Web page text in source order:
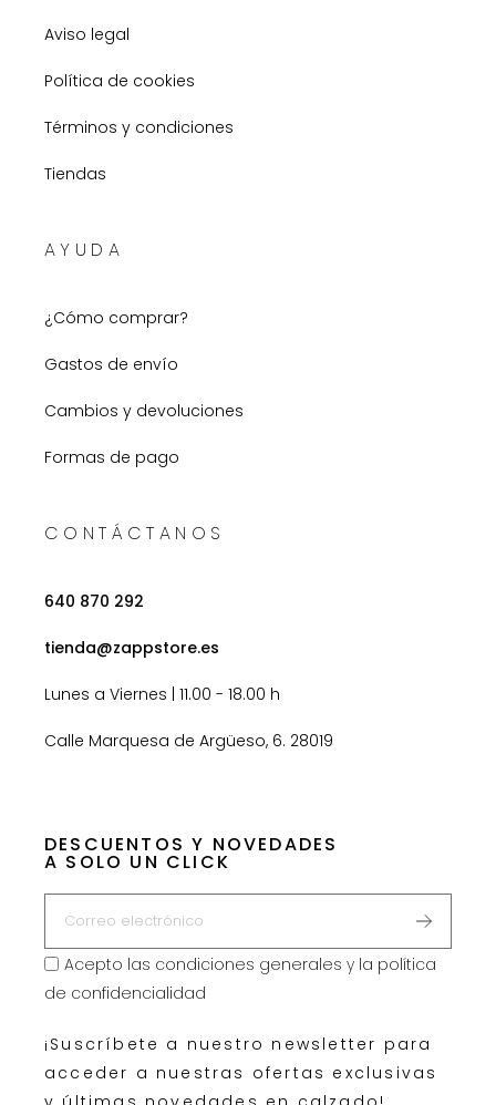
Aviso legal
Política de cookies
Términos y condiciones
Tiendas
AYUDA
¿Cómo comprar?
Gastos de envío
Cambios y devoluciones
Formas de pago
CONTÁCTANOS
640 870 292
tienda@zappstore.es
Lunes a Viernes | 11.00 - 18.00 h
Calle Marquesa de Argüeso, 6. 28019
DESCUENTOS Y NOVEDADES
A SOLO UN CLICK
Acepto las condiciones generales y la política
de confidencialidad
¡Suscríbete a nuestro newsletter para
acceder a nuestras ofertas exclusivas